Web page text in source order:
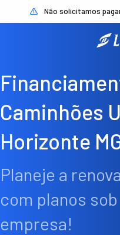
Não solicitamos
Caminhões
Horizonte
Planeje a
com planos
empresa!